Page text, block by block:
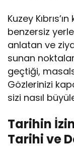
Kuzey
benzersiz
anlatan ve
sunan
geçtiği,
Gözlerinizi
sizi nasıl
Tarihin
Tarihi ve